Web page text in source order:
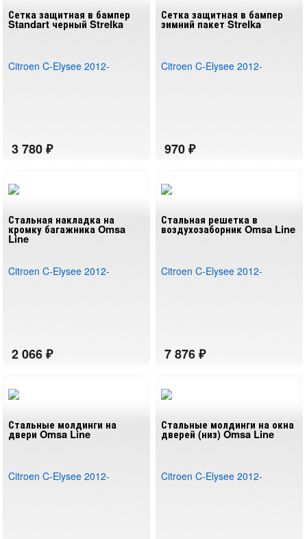
Сетка защитная в бампер
Standart черный Strelka
Citroen C-Elysee 2012-
Сетка защитная в бампер
зимний пакет Strelka
Citroen C-Elysee 2012-
Стальная накладка на
кромку багажника Omsa
Line
Citroen C-Elysee 2012-
Стальная решетка в
воздухозаборник Omsa Line
Citroen C-Elysee 2012-
Стальные молдинги на
двери Omsa Line
Citroen C-Elysee 2012-
Стальные молдинги на окна
дверей (низ) Omsa Line
Citroen C-Elysee 2012-